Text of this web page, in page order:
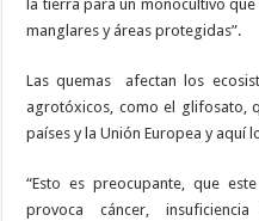
la tierra para un monocultivo
manglares y áreas protegidas”.
Las quemas
afectan los
agrotóxicos, como el glifosato,
países y la Unión Europea y aquí
“Esto es preocupante, que
provoca cáncer,